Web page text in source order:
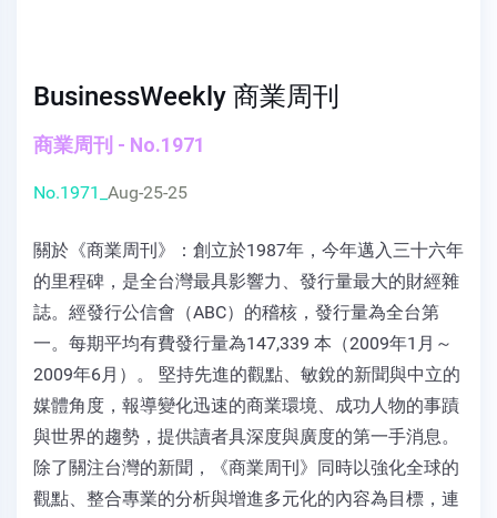
BusinessWeekly 商業周刊
商業周刊 - No.1971
No.1971_ Aug-25-25
關於《商業周刊》：創立於1987年，今年邁入三十六年
的里程碑，是全台灣最具影響力、發行量最大的財經雜
誌。經發行公信會（ABC）的稽核，發行量為全台第
一。每期平均有費發行量為147,339 本（2009年1月～
2009年6月）。 堅持先進的觀點、敏銳的新聞與中立的
媒體角度，報導變化迅速的商業環境、成功人物的事蹟
與世界的趨勢，提供讀者具深度與廣度的第一手消息。
除了關注台灣的新聞，《商業周刊》同時以強化全球的
觀點、整合專業的分析與增進多元化的內容為目標，連